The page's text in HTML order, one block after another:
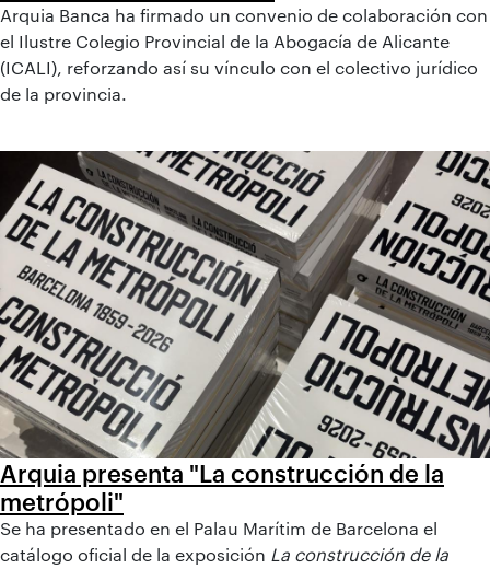
Arquia Banca ha firmado un convenio de colaboración con
el Ilustre Colegio Provincial de la Abogacía de Alicante
(ICALI), reforzando así su vínculo con el colectivo jurídico
de la provincia.
Arquia presenta "La construcción de la
metrópoli"
Se ha presentado en el Palau Marítim de Barcelona el
catálogo oficial de la exposición La construcción de la